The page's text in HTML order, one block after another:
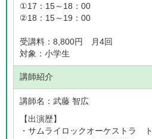
①17：15～18：00
②18：15～19：00
受講料：8,800円 月4回
対象：小学生
講師紹介
講師名： 武藤 智広
【出演歴】
・サムライロックオーケストラ